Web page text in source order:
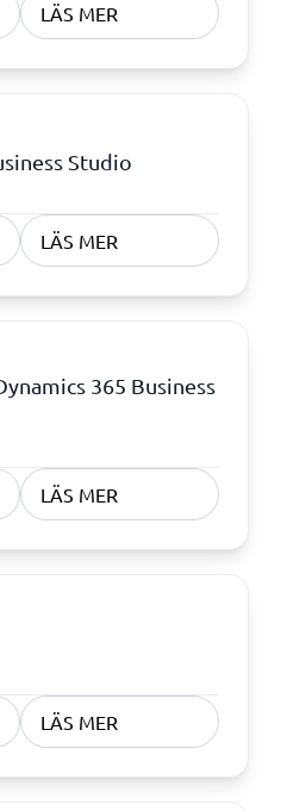
LÄS MER
Studio
LÄS MER
365 Business
LÄS MER
LÄS MER